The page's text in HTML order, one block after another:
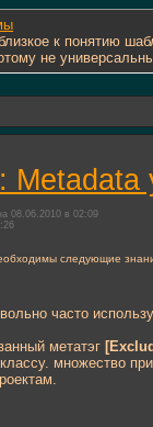
к понятию
не
Metadata
08.06.2010 в 02:09
следующие
часто
метатэг
множество